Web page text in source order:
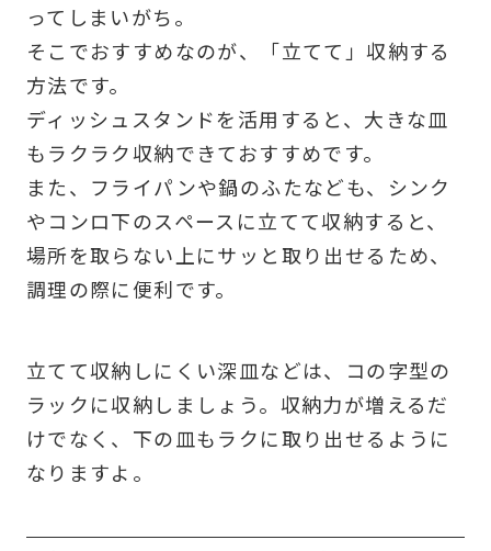
ってしまいがち。
そこでおすすめなのが、「立てて」収納する
方法です。
ディッシュスタンドを活用すると、大きな皿
もラクラク収納できておすすめです。
また、フライパンや鍋のふたなども、シンク
やコンロ下のスペースに立てて収納すると、
場所を取らない上にサッと取り出せるため、
調理の際に便利です。
立てて収納しにくい深皿などは、コの字型の
ラックに収納しましょう。収納力が増えるだ
けでなく、下の皿もラクに取り出せるように
なりますよ。